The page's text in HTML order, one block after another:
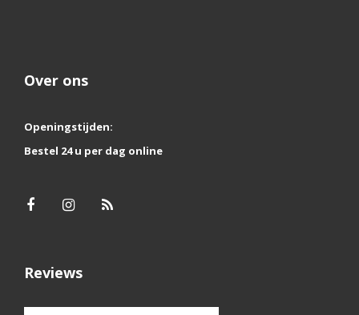
Over ons
Openingstijden:
Bestel 24 u per dag online
Reviews